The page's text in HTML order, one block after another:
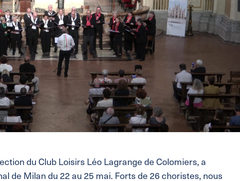
du Club Loisirs Léo Lagrange de Colomiers, a
de Milan du 22 au 25 mai. Forts de 26 choristes, nous